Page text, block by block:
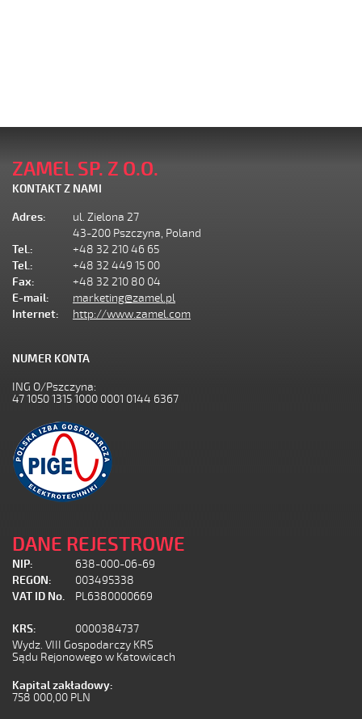
ZAMEL SP. Z O.O.
KONTAKT Z NAMI
Adres:
ul. Zielona 27
43-200 Pszczyna, Poland
Tel.:
+48 32 210 46 65
Tel.:
+48 32 449 15 00
Fax:
+48 32 210 80 04
E-mail:
marketing@zamel.pl
Internet:
http://www.zamel.com
NUMER KONTA
ING O/Pszczyna:
47 1050 1315 1000 0001 0144 6367
DANE REJESTROWE
NIP:
638-000-06-69
REGON:
003495338
VAT ID No.
PL6380000669
KRS:
0000384737
Wydz. VIII Gospodarczy KRS
Sądu Rejonowego w Katowicach
Kapital zakładowy:
758 000,00 PLN